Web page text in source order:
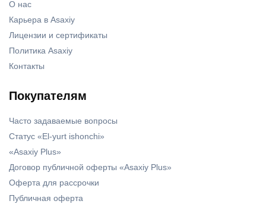
О нас
Карьера в Asaxiy
Лицензии и сертификаты
Политика Asaxiy
Контакты
Покупателям
Часто задаваемые вопросы
Статус «El-yurt ishonchi»
«Asaxiy Plus»
Договор публичной оферты «Asaxiy Plus»
Оферта для рассрочки
Публичная оферта